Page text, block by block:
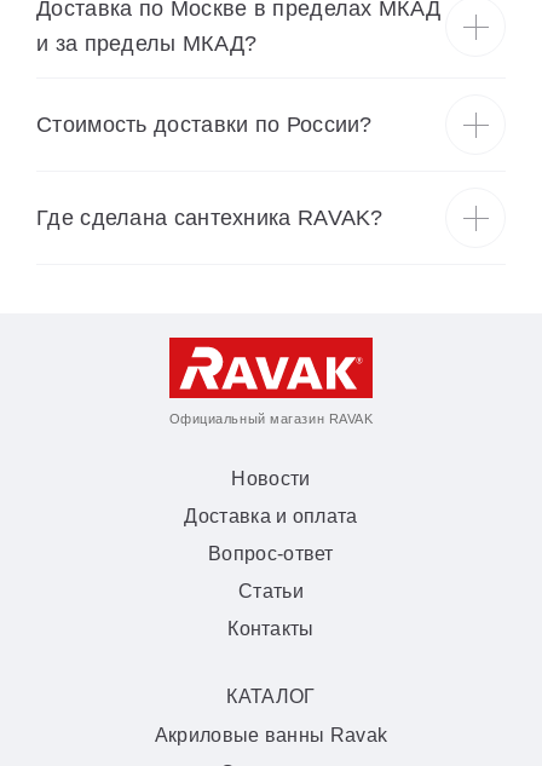
Доставка по Москве в пределах МКАД
и за пределы МКАД?
Cтоимость доставки по России?
Где сделана сантехника RAVAK?
Официальный магазин RAVAK
Новости
Доставка и оплата
Вопрос-ответ
Статьи
Контакты
КАТАЛОГ
Акриловые ванны Ravak